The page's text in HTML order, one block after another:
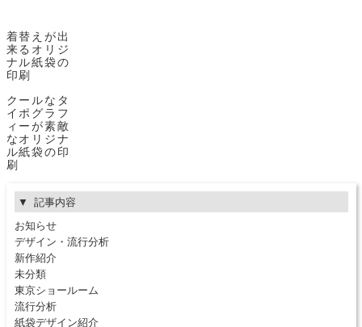
着替えが出
来るオリジ
ナル紙袋の
印刷
クールなタ
イポグラフ
ィーが素敵
なオリジナ
ル紙袋の印
刷
記事内容
お知らせ
デザイン・流行分析
新作紹介
未分類
東京ショールーム
流行分析
紙袋デザイン紹介